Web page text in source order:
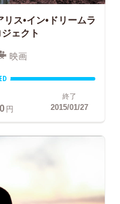
ス•イン•ドリームラ
ェクト
映画
円
終了
2015/01/27